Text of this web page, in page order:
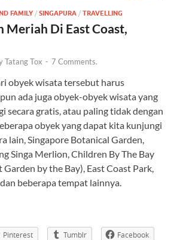
FAMILY / SINGAPURA / TRAVELLING
Di East Coast,
Tatang Tox - 7 Comments.
obyek wisata tersebut harus
ada juga obyek-obyek wisata yang
secara gratis, atau paling tidak dengan
obyek yang dapat kita kunjungi
lain, Singapore Botanical Garden,
Singa Merlion, Children By The Bay
by the Bay), East Coast Park,
beberapa tempat lainnya.
Pinterest Tumblr Facebook